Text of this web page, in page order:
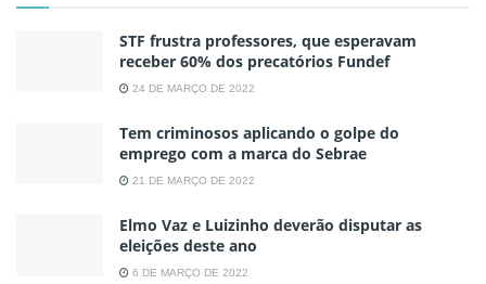
STF frustra professores, que esperavam
receber 60% dos precatórios Fundef
24 DE MARÇO DE 2022
Tem criminosos aplicando o golpe do
emprego com a marca do Sebrae
21 DE MARÇO DE 2022
Elmo Vaz e Luizinho deverão disputar as
eleições deste ano
6 DE MARÇO DE 2022